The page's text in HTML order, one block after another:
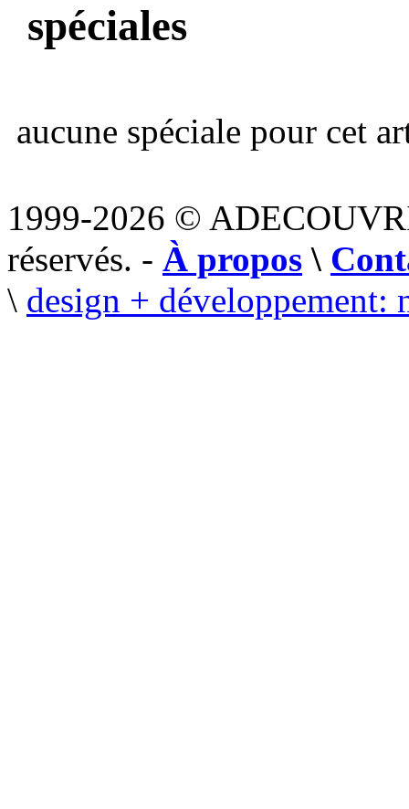
spéciales
aucune spéciale pour cet
1999-2026 ©
réservés. - À propos \
\ design + développement: